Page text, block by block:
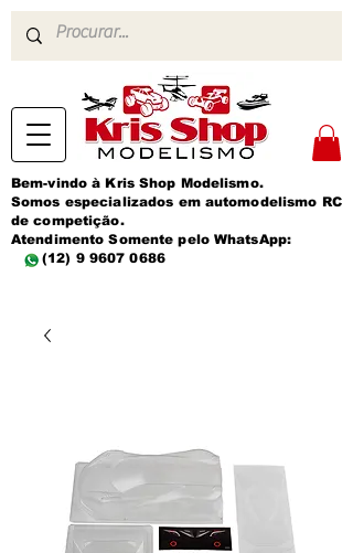
Bem-vindo à Kris Shop Modelismo.
Somos especializados em automodelismo RC
de competição.
Atendimento Somente pelo WhatsApp:
(12) 9 9607 0686